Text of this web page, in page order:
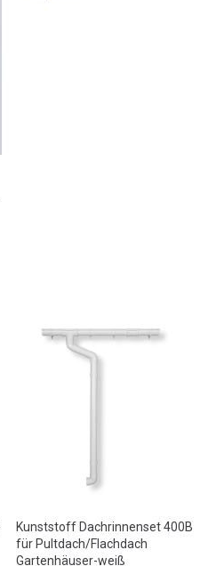
Kunststoff Dachrinnenset 400B
für Pultdach/Flachdach
Gartenhäuser-weiß